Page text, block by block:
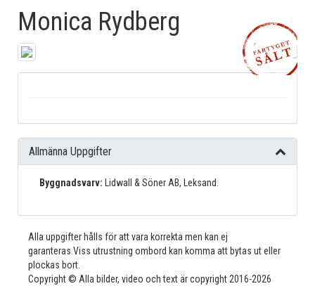
Monica Rydberg
Dela!
Allmänna Uppgifter
Byggnadsvarv: Lidwall & Söner AB, Leksand.
Alla uppgifter hålls för att vara korrekta men kan ej
garanteras.Viss utrustning ombord kan komma att bytas ut eller
plockas bort.
Copyright © Alla bilder, video och text är copyright 2016-2026